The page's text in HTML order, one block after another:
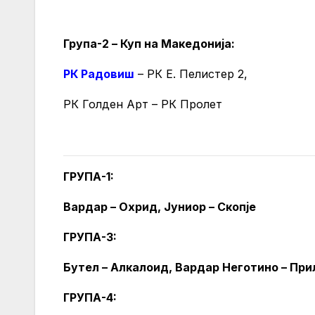
Група-2 – Куп на Македонија:
РК Радовиш – РК Е. Пелистер 2,
РК Голден Арт – РК Пролет
ГРУПА-1:
Вардар – Охрид, Јуниор – Скопје
ГРУПА-3:
Бутел – Алкалоид, Вардар Неготино –
ГРУПА-4: